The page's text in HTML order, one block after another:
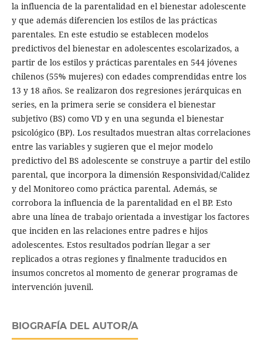
la influencia de la parentalidad en el bienestar adolescente
y que además diferencien los estilos de las prácticas
parentales. En este estudio se establecen modelos
predictivos del bienestar en adolescentes escolarizados, a
partir de los estilos y prácticas parentales en 544 jóvenes
chilenos (55% mujeres) con edades comprendidas entre los
13 y 18 años. Se realizaron dos regresiones jerárquicas en
series, en la primera serie se considera el bienestar
subjetivo (BS) como VD y en una segunda el bienestar
psicológico (BP). Los resultados muestran altas correlaciones
entre las variables y sugieren que el mejor modelo
predictivo del BS adolescente se construye a partir del estilo
parental, que incorpora la dimensión Responsividad/Calidez
y del Monitoreo como práctica parental. Además, se
corrobora la influencia de la parentalidad en el BP. Esto
abre una línea de trabajo orientada a investigar los factores
que inciden en las relaciones entre padres e hijos
adolescentes. Estos resultados podrían llegar a ser
replicados a otras regiones y finalmente traducidos en
insumos concretos al momento de generar programas de
intervención juvenil.
BIOGRAFÍA DEL AUTOR/A